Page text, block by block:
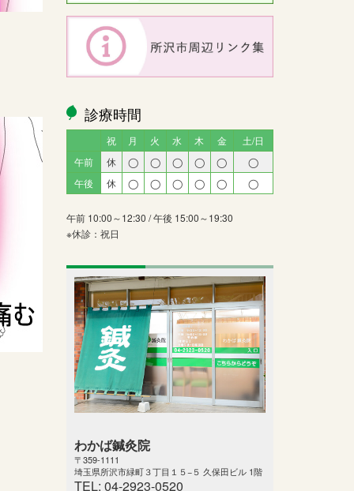
診療時間
祝 月 火 水 木 金
土/日
午前
休 ◯ ◯ ◯ ◯ ◯
◯
午後
休 ◯ ◯ ◯ ◯ ◯ ◯
午前 10:00～12:30 / 午後 15:00～19:30
※休診：祝日
わかば鍼灸院
〒359-1111
埼玉県所沢市緑町３丁目１５−５ 久保田ビル 1階
TEL: 04-2923-0520